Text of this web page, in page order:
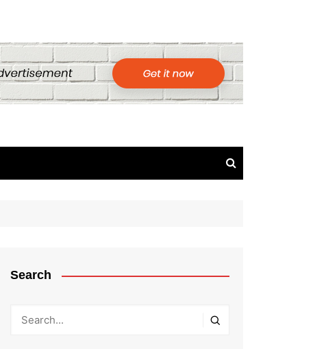
Search